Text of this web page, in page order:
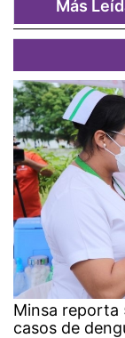
Más
Minsa reporta
casos de